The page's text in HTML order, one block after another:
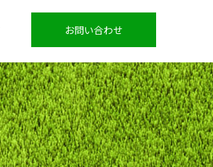
お問い合わせ